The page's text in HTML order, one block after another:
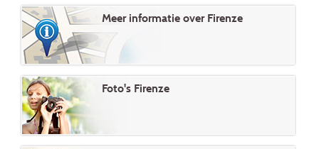
Meer informatie over Firenze
Foto's Firenze